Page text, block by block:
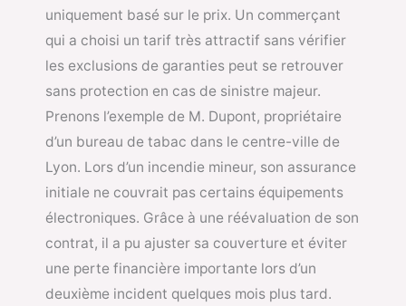
uniquement basé sur le prix. Un commerçant
qui a choisi un tarif très attractif sans vérifier
les exclusions de garanties peut se retrouver
sans protection en cas de sinistre majeur.
Prenons l’exemple de M. Dupont, propriétaire
d’un bureau de tabac dans le centre-ville de
Lyon. Lors d’un incendie mineur, son assurance
initiale ne couvrait pas certains équipements
électroniques. Grâce à une réévaluation de son
contrat, il a pu ajuster sa couverture et éviter
une perte financière importante lors d’un
deuxième incident quelques mois plus tard.